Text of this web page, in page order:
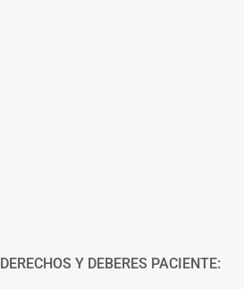
DERECHOS Y DEBERES PACIENTE: